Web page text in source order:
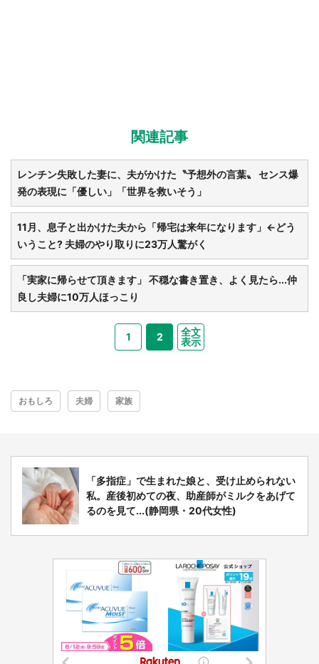
都道府選択
関連記事
レンチン失敗した妻に、夫がかけた〝予想外の言葉〟 センス爆
発の表現に「優しい」「世界を救いそう」
11月、息子と出かけた夫から「帰宅は来年になります」←どう
いうこと? 夫婦のやり取りに23万人驚がく
「実家に帰らせて頂きます」 不穏な書き置き、よく見たら...仲
良し夫婦に10万人ほっこり
1 2
全文
表示
おもしろ 夫婦 家族
「多指症」で生まれた娘と、受け止められない
私。産後初めての夜、助産師がミルクをあげて
るのを見て...(静岡県・20代女性)